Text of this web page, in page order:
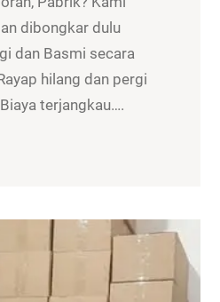
dibongkar dulu
dan Basmi secara
hilang dan pergi
terjangkau….